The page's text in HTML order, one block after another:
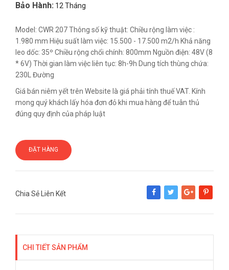
Bảo Hành: 12 Tháng
Model: CWR 207 Thông số kỹ thuật: Chiều rộng làm việc :
1.980 mm Hiệu suất làm việc: 15.500 - 17.500 m2/h Khả năng
leo dốc: 35º Chiều rộng chổi chính: 800mm Nguồn điện: 48V (8
* 6V) Thời gian làm việc liên tục: 8h-9h Dung tích thùng chứa:
230L Đường
Giá bán niêm yết trên Website là giá phải tính thuế VAT. Kính
mong quý khách lấy hóa đơn đỏ khi mua hàng để tuân thủ
đúng quy định của pháp luật
ĐẶT HÀNG
Chia Sẻ Liên Kết
Share Tweet Google+Pinterest
CHI TIẾT SẢN PHẨM